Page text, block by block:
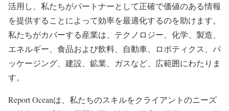
活用し、私たちがパートナーとして正確で価値のある情報
を提供することによって効率を最適化するのを助けます。
私たちがカバーする産業は、テクノロジー、化学、製造、
エネルギー、食品および飲料、自動車、ロボティクス、パ
ッケージング、建設、鉱業、ガスなど、広範囲にわたりま
す。
Report Oceanは、私たちのスキルをクライアントのニーズ